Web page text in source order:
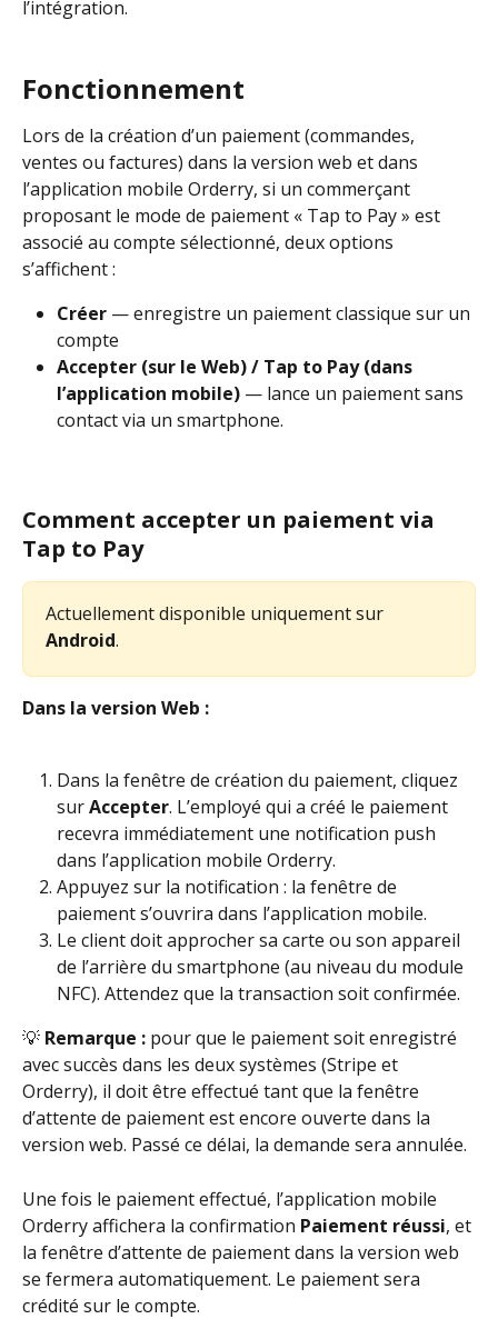
l’intégration.
Fonctionnement
Lors de la création d’un paiement (commandes,
ventes ou factures) dans la version web et dans
l’application mobile Orderry, si un commerçant
proposant le mode de paiement « Tap to Pay » est
associé au compte sélectionné, deux options
s’affichent :
Créer — enregistre un paiement classique sur un
compte
Accepter (sur le Web) / Tap to Pay (dans
l’application mobile) — lance un paiement sans
contact via un smartphone.
Comment accepter un paiement via
Tap to Pay
Actuellement disponible uniquement sur
Android.
Dans la version Web :
Dans la fenêtre de création du paiement, cliquez
sur Accepter. L’employé qui a créé le paiement
recevra immédiatement une notification push
dans l’application mobile Orderry.
Appuyez sur la notification : la fenêtre de
paiement s’ouvrira dans l’application mobile.
Le client doit approcher sa carte ou son appareil
de l’arrière du smartphone (au niveau du module
NFC). Attendez que la transaction soit confirmée.
💡 Remarque : pour que le paiement soit enregistré
avec succès dans les deux systèmes (Stripe et
Orderry), il doit être effectué tant que la fenêtre
d’attente de paiement est encore ouverte dans la
version web. Passé ce délai, la demande sera annulée.
Une fois le paiement effectué, l’application mobile
Orderry affichera la confirmation Paiement réussi, et
la fenêtre d’attente de paiement dans la version web
se fermera automatiquement. Le paiement sera
crédité sur le compte.